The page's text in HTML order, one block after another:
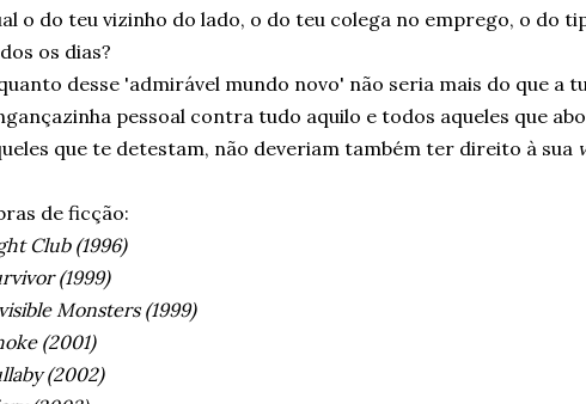
o do teu vizinho do lado, o do teu colega no emprego, o do
os dias?
desse 'admirável mundo novo' não seria mais do que a
pessoal contra tudo aquilo e todos aqueles que
que te detestam, não deveriam também ter direito à sua
de ficção:
Club (1996)
(1999)
Monsters (1999)
(2001)
(2002)